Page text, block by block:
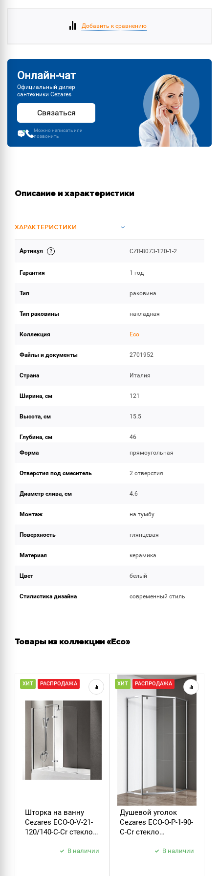
Добавить к сравнению
Онлайн-чат
Официальный дилер
сантехники Cezares
Связаться
Можно написать или
позвонить
Описание и характеристики
ХАРАКТЕРИСТИКИ
ИНСТРУКЦИИ И ДОКУМЕНТАЦИЯ
Артикул CZR-8073-120-1-2
Гарантия 1 год
Тип раковина
Тип раковины накладная
Коллекция Eco
Файлы и документы 2701952
Страна Италия
Ширина, см 121
Высота, см 15.5
Глубина, см 46
Форма прямоугольная
Отверстия под смеситель 2 отверстия
Диаметр слива, см 4.6
Монтаж на тумбу
Поверхность глянцевая
Материал керамика
Цвет белый
Стилистика дизайна современный стиль
Товары из коллекции «Eco»
ХИТ РАСПРОДАЖА
Шторка на ванну
Cezares ECO-O-V-21-
120/140-C-Cr стекло
В наличии
ХИТ РАСПРОДАЖА
Душевой уголок
Cezares ECO-O-P-1-90-
C-Cr стекло
В наличии